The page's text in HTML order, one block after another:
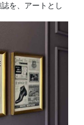
を、アートとし